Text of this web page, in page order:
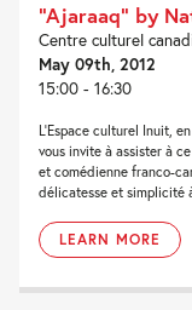
“Ajaraaq” by
Centre culturel
May 09th, 2012
15:00 - 16:30
L’Espace culturel Inuit,
vous invite à assister à
et comédienne franco-
délicatesse et simplicité
LEARN MORE